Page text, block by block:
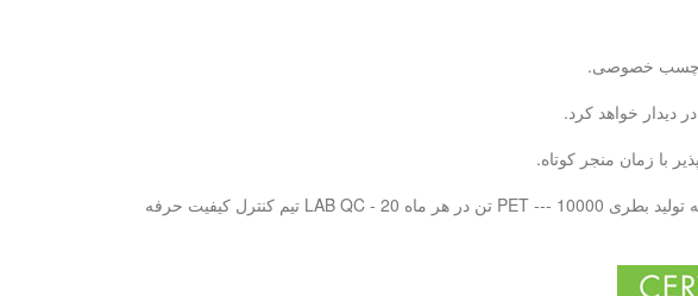
برچسب خصوصی.
با زمان منجر کوتاه.